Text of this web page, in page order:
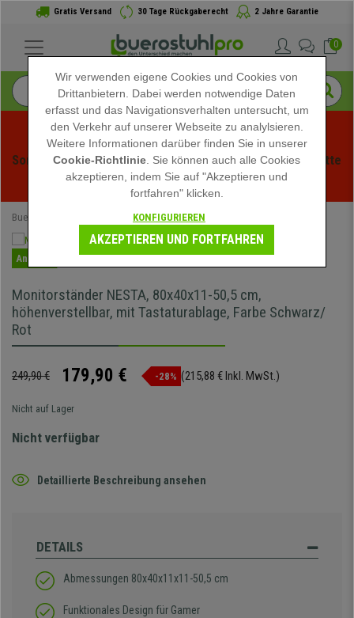
Gratis Versand 30 Tage Rückgaberecht 2 Jahre Garantie
0
Sommerschlussverauf bei buerstuhlpro! Exklusive Rabatte
für kurze Zeit - Aktion ansehen -
Buerostuhlpro Bürozubehör
Angebot
Monitorständer NESTA, 80x40x11-50,5 cm,
höhenverstellbar, mit Tastaturablage, Farbe Schwarz/
Rot
249,90 € 179,90 € -28% (215,88 € Inkl. MwSt.)
Nicht auf Lager
Nicht verfügbar
Detaillierte Beschreibung ansehen
DETAILS
Abmessungen 80x40x11x11-50,5 cm
Funktionales Design für Gamer
Wir verwenden eigene Cookies und Cookies von
Drittanbietern. Dabei werden notwendige Daten
erfasst und das Navigationsverhalten untersucht, um
den Verkehr auf unserer Webseite zu analylsieren.
Weitere Informationen darüber finden Sie in unserer
Cookie-Richtlinie . Sie können auch alle Cookies
akzeptieren, indem Sie auf "Akzeptieren und
fortfahren" klicken.
KONFIGURIEREN
AKZEPTIEREN UND FORTFAHREN